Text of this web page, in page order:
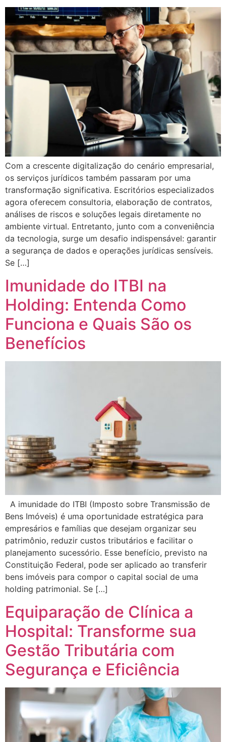
Com a crescente digitalização do cenário empresarial,
os serviços jurídicos também passaram por uma
transformação significativa. Escritórios especializados
agora oferecem consultoria, elaboração de contratos,
análises de riscos e soluções legais diretamente no
ambiente virtual. Entretanto, junto com a conveniência
da tecnologia, surge um desafio indispensável: garantir
a segurança de dados e operações jurídicas sensíveis.
Se […]
Imunidade do ITBI na
Holding: Entenda Como
Funciona e Quais São os
Benefícios
A imunidade do ITBI (Imposto sobre Transmissão de
Bens Imóveis) é uma oportunidade estratégica para
empresários e famílias que desejam organizar seu
patrimônio, reduzir custos tributários e facilitar o
planejamento sucessório. Esse benefício, previsto na
Constituição Federal, pode ser aplicado ao transferir
bens imóveis para compor o capital social de uma
holding patrimonial. Se […]
Equiparação de Clínica a
Hospital: Transforme sua
Gestão Tributária com
Segurança e Eficiência